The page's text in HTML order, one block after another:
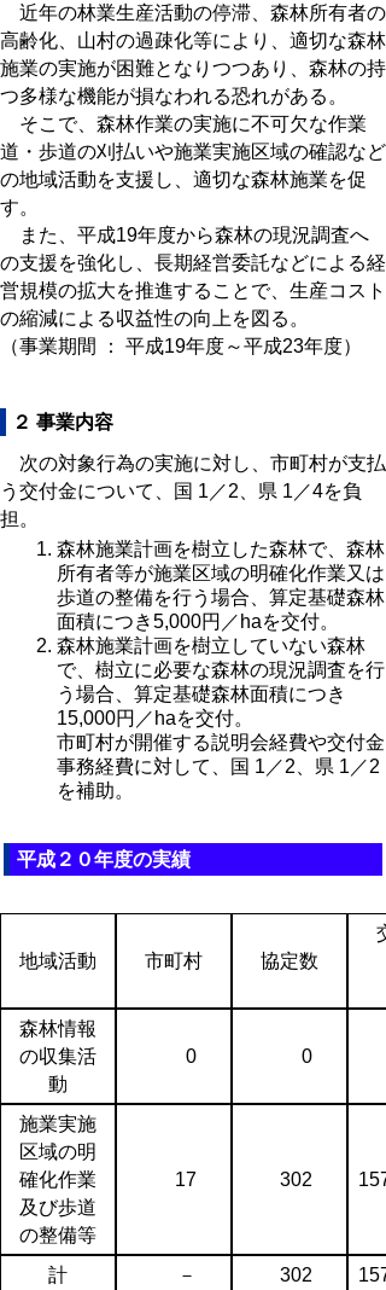
近年の林業生産活動の停滞、森林所有者の
高齢化、山村の過疎化等により、適切な森林
施業の実施が困難となりつつあり、森林の持
つ多様な機能が損なわれる恐れがある。
そこで、森林作業の実施に不可欠な作業
道・歩道の刈払いや施業実施区域の確認など
の地域活動を支援し、適切な森林施業を促
す。
また、平成19年度から森林の現況調査へ
の支援を強化し、長期経営委託などによる経
営規模の拡大を推進することで、生産コスト
の縮減による収益性の向上を図る。
（事業期間 ： 平成19年度～平成23年度）
２ 事業内容
次の対象行為の実施に対し、市町村が支払
う交付金について、国 1／2、県 1／4を負
担。
森林施業計画を樹立した森林で、森林
所有者等が施業区域の明確化作業又は
歩道の整備を行う場合、算定基礎森林
面積につき5,000円／haを交付。
森林施業計画を樹立していない森林
で、樹立に必要な森林の現況調査を行
う場合、算定基礎森林面積につき
15,000円／haを交付。
市町村が開催する説明会経費や交付金
事務経費に対して、国 1／2、県 1／2
を補助。
平成２０年度の実績
地域活動 市町村 協定数
森林情報
の収集活
動
0 0
施業実施
区域の明
確化作業
及び歩道
の整備等
17 302
計 － 302